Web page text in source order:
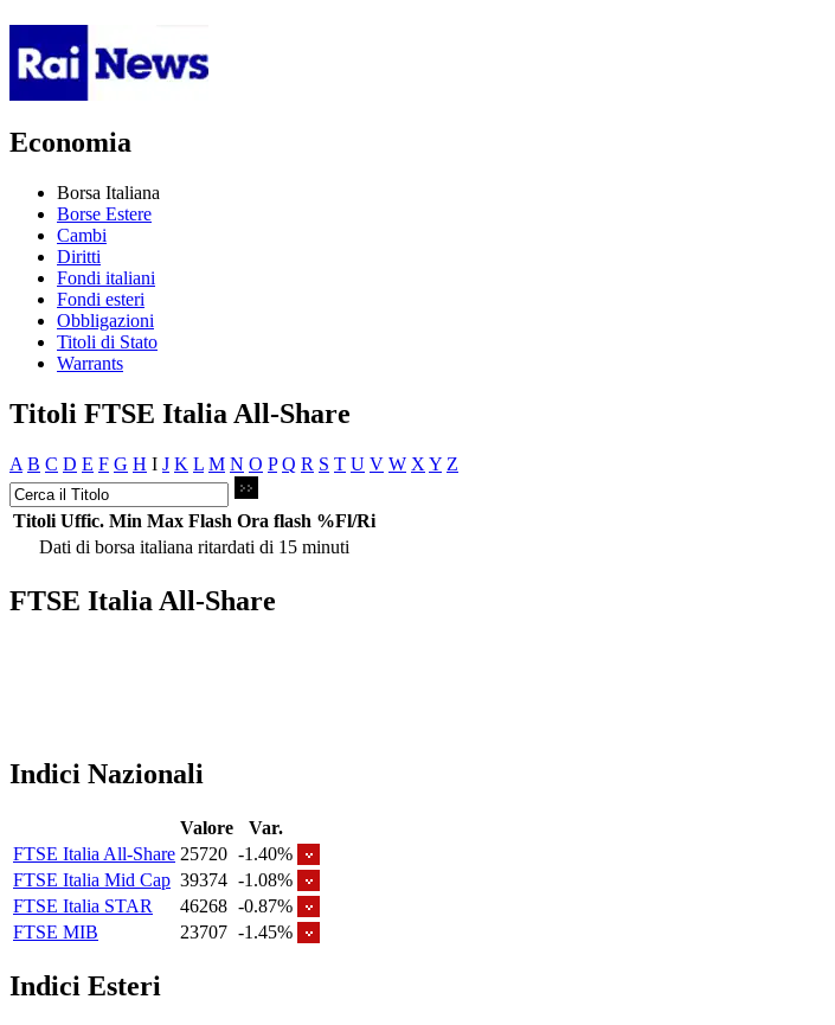
Economia
Borsa Italiana
Borse Estere
Cambi
Diritti
Fondi italiani
Fondi esteri
Obbligazioni
Titoli di Stato
Warrants
Titoli FTSE Italia All-Share
A B C D E F G H I J K L M N O P Q R S T U V W X Y Z
Titoli Uffic. Min Max Flash Ora flash %Fl/Ri
Dati di borsa italiana ritardati di 15 minuti
FTSE Italia All-Share
Indici Nazionali
Valore
Var.
FTSE Italia All-Share 25720 -1.40%
FTSE Italia Mid Cap 39374 -1.08%
FTSE Italia STAR
46268 -0.87%
FTSE MIB
23707 -1.45%
Indici Esteri